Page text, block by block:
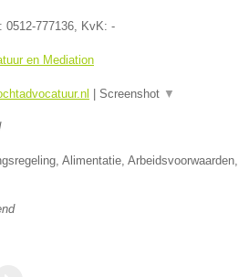
0512-777136 , KvK: -
en Mediation
Screenshot ▼
Alimentatie, Arbeidsvoorwaarden,